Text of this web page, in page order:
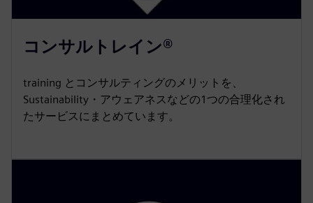
コンサルトレイン®
training とコンサルティングのメリットを、
Sustainability・アウェアネスなどの1つの合理化され
たサービスにまとめています。